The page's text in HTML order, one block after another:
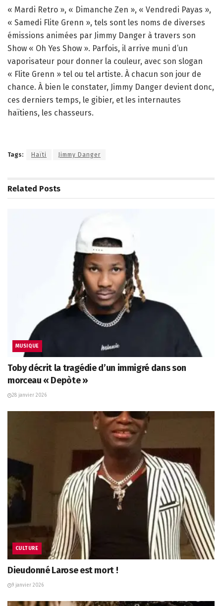
« Mardi Retro », « Dimanche Zen », « Vendredi Payas »,
« Samedi Flite Grenn », tels sont les noms de diverses
émissions animées par Jimmy Danger à travers son
Show « Oh Yes Show ». Parfois, il arrive muni d’un
vaporisateur pour donner la couleur, avec son slogan
« Flite Grenn » tel ou tel artiste. À chacun son jour de
chance. À bien le constater, Jimmy Danger devient donc,
ces derniers temps, le gibier, et les internautes
haïtiens, les chasseurs.
Tags: Haïti Jimmy Danger
Related Posts
MUSIQUE
Toby décrit la tragédie d’un immigré dans son
morceau « Depòte »
28 janvier 2026
CULTURE
Dieudonné Larose est mort !
9 janvier 2026